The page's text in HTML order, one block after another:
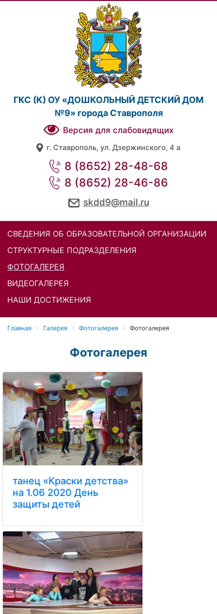
ГКС (К) ОУ «ДОШКОЛЬНЫЙ ДЕТСКИЙ ДОМ
№9» города Ставрополя
Версия для слабовидящих
г. Ставрополь, ул. Дзержинского, 4 а
8 (8652) 28-48-68
8 (8652) 28-46-86
skdd9@mail.ru
СВЕДЕНИЯ ОБ ОБРАЗОВАТЕЛЬНОЙ ОРГАНИЗАЦИИ
СТРУКТУРНЫЕ ПОДРАЗДЕЛЕНИЯ
ФОТОГАЛЕРЕЯ
ВИДЕОГАЛЕРЕЯ
НАШИ ДОСТИЖЕНИЯ
Главная Галерея Фотогалерея Фотогалерея
Фотогалерея
танец «Краски детства»
на 1.06 2020 День
защиты детей